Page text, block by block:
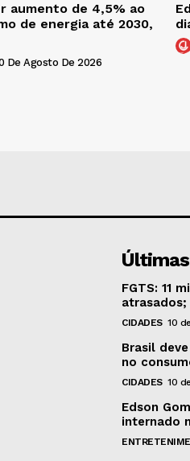
aumento de 4,5% ao
de energia até 2030,
De Agosto De 2026
Últimas
FGTS: 11
CIDADES 10
Brasil
no
CIDADES 10
Edson
internado